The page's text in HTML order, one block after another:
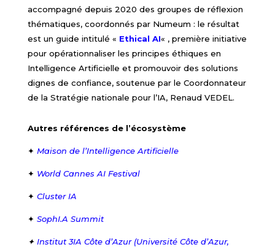
accompagné depuis 2020 des groupes de réflexion
thématiques, coordonnés par Numeum : le résultat
est un guide intitulé « Ethical AI« , première initiative
pour opérationnaliser les principes éthiques en
Intelligence Artificielle et promouvoir des solutions
dignes de confiance, soutenue par le Coordonnateur
de la Stratégie nationale pour l’IA, Renaud VEDEL.
Autres références de l’écosystème
✦ Maison de l’Intelligence Artificielle
✦ World Cannes AI Festival
✦ Cluster IA
✦ SophI.A Summit
✦ Institut 3IA Côte d’Azur (Université Côte d’Azur,